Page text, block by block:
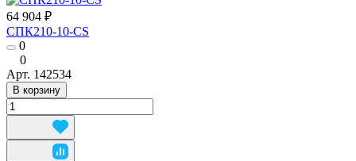
64 904 ₽
СПК210-10-CS
0
0
Арт. 142534
В корзину